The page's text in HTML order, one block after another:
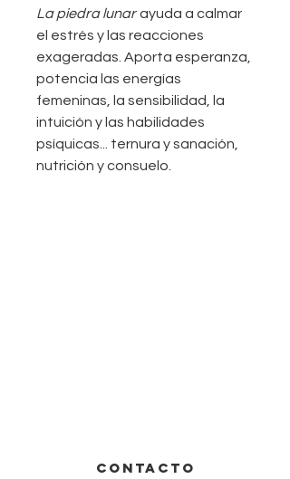
La piedra lunarayuda a calmar
el estrés y las reacciones
exageradas. Aporta esperanza,
potencia las energías
femeninas, la sensibilidad, la
intuición y las habilidades
psíquicas... ternura y sanación,
nutrición y consuelo.
CONTACTO